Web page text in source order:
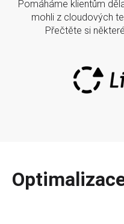
Pomáháme klientům
mohli z cloudových
Přečtěte si